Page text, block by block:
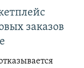
заказов